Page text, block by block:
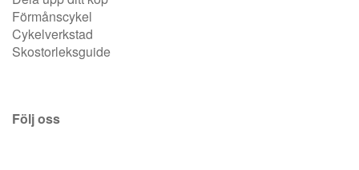
Förmånscykel
Cykelverkstad
Skostorleksguide
Följ oss